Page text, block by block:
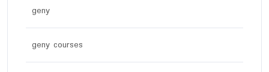
geny
geny courses